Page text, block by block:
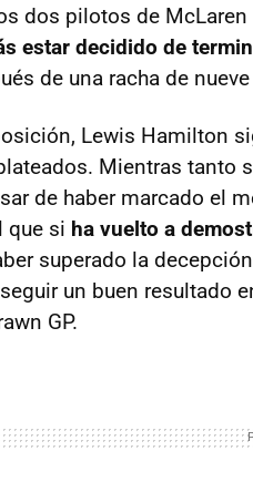
dos pilotos de
estar decidido de
de una racha de
Lewis Hamilton
Mientras tanto
de haber marcado el
que si ha vuelto a
superado la
un buen resultado
GP.